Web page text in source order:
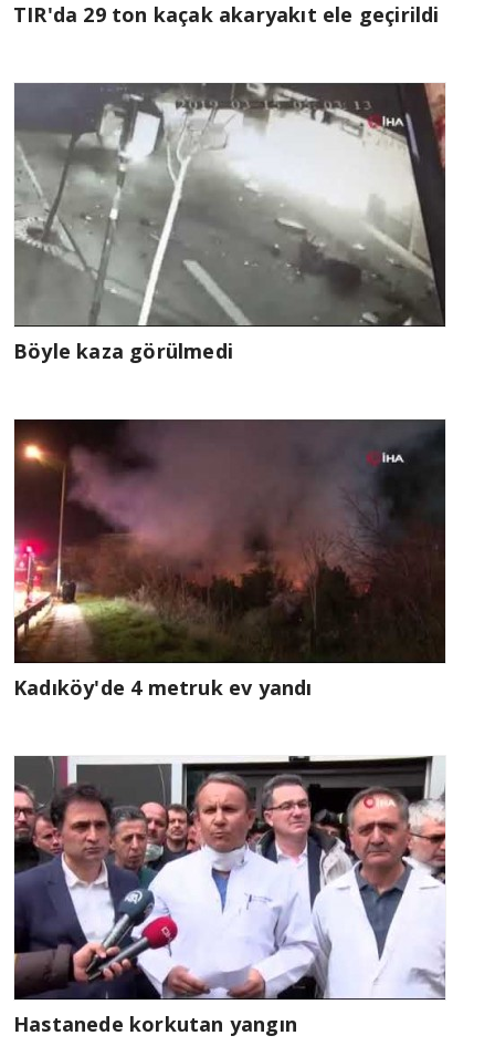
TIR'da 29 ton kaçak akaryakıt ele geçirildi
Böyle kaza görülmedi
Kadıköy'de 4 metruk ev yandı
Hastanede korkutan yangın